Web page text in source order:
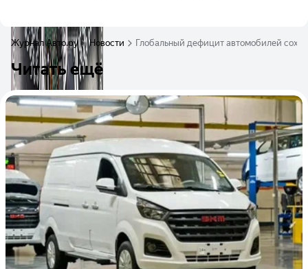
Журнал Авто.ру Новости Глобальный дефицит автомобилей
Читать ещё